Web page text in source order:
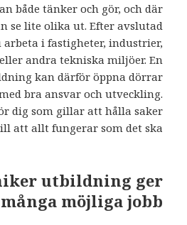
både tänker och gör, och där
se lite olika ut. Efter avslutad
arbeta i fastigheter, industrier,
andra tekniska miljöer. En
kan därför öppna dörrar
bra ansvar och utveckling.
dig som gillar att hålla saker
att allt fungerar som det ska.
utbildning ger
många möjliga jobb